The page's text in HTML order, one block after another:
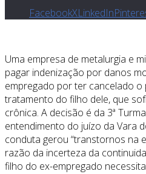
FacebookXLinkedIn
Uma empresa de metalurgia e
pagar indenização por danos
empregado por ter cancelado
tratamento do filho dele, que
crônica. A decisão é da 3ª
entendimento do juízo da Vara
conduta gerou “transtornos na
razão da incerteza da
filho do ex-empregado